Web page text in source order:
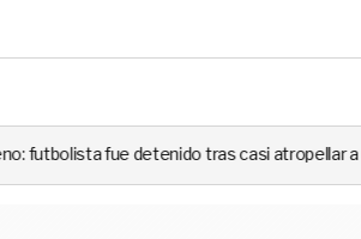
Noticia
tras casi atropellar a un carabinero en